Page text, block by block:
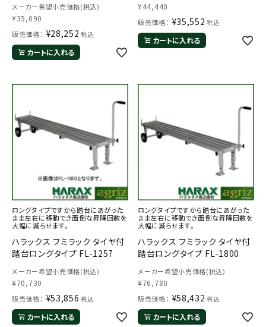
メーカー希望小売価格(税込)
¥35,090
販売価格： ¥28,252 税込
カートに入れる
¥44,440
販売価格： ¥35,552 税込
カートに入れる
ロングタイプですから踏台にあがった
まま左右に移動でき面倒な昇降回数を
大幅に減らせます。
ハラックス フミラック タイヤ付
踏台ロングタイプ FL-1257
メーカー希望小売価格(税込)
¥70,730
販売価格： ¥53,856 税込
カートに入れる
ロングタイプですから踏台にあがった
まま左右に移動でき面倒な昇降回数を
大幅に減らせます。
ハラックス フミラック タイヤ付
踏台ロングタイプ FL-1800
メーカー希望小売価格(税込)
¥76,780
販売価格： ¥58,432 税込
カートに入れる